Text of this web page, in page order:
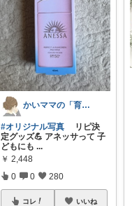
かいママの「育ちラボ」
#オリジナル写真 リピ決
定グッズ💪 アネッサって 子
どもにも ...
￥ 2,448
0 0 280
コレ いいね